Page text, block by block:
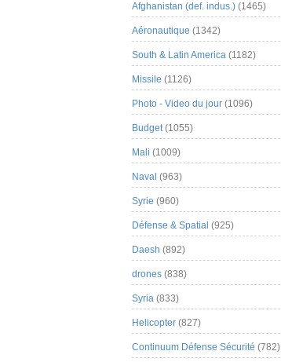
Afghanistan (def. indus.) (1465)
Aéronautique (1342)
South & Latin America (1182)
Missile (1126)
Photo - Video du jour (1096)
Budget(1055)
Mali (1009)
Naval (963)
Syrie (960)
Défense & Spatial (925)
Daesh (892)
drones (838)
Syria (833)
Helicopter (827)
Continuum Défense Sécurité (782)